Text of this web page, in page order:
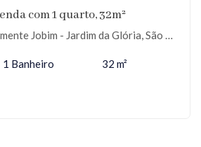
com 1 quarto, 32m²
Jobim - Jardim da Glória, São Paulo-SP
1 Banheiro 32 m²